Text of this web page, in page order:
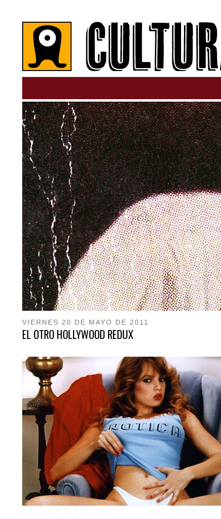
VIERNES 20 DE MAYO DE 2011
EL OTRO HOLLYWOOD REDUX